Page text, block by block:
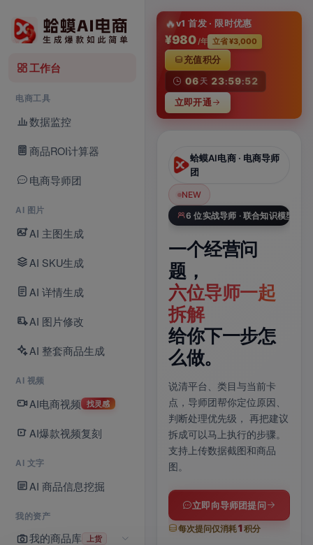
工作台
电商工具
数据监控
商品ROI计算器
电商导师团
AI 图片
AI 主图生成
AI SKU生成
AI 详情生成
AI 图片修改
AI 整套商品生成
AI 视频
AI电商视频 找灵感
AI爆款视频复刻
AI 文字
AI 商品信息挖掘
我的资产
我的商品库 上货
🔥v1 首发 · 限时优惠
¥980/年 立省 ¥3,000
06 天 23:59:52
充值积分
立即开通
蛤蟆AI电商 · AI
一键生成带声
电商视频
70 条灵感库已
库，
爆款镜头模板一键带入
提示词，适配抖音 / 快手 /
商品卡多比例。
蛤蟆AI电商 · 电商导师
团
NEW
6 位实战导师 · 联合知识模型
一个经营问
题，
六位导师一起
拆解
给你下一步怎
么做。
说清平台、类目与当前卡
点，导师团帮你定位原因、
判断处理优先级， 再把建议
拆成可以马上执行的步骤。
支持上传数据截图和商品
图。
立即向导师团提问
每次提问仅消耗1 积分